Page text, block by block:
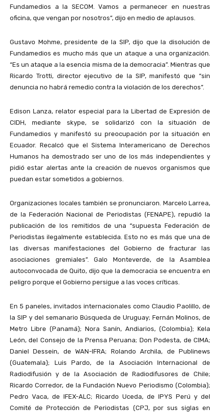
Fundamedios a la SECOM. Vamos a permanecer en nuestras
oficina, que vengan por nosotros”, dijo en medio de aplausos.
Gustavo Mohme, presidente de la SIP, dijo que la disolución de
Fundamedios es mucho más que un ataque a una organización.
“Es un ataque a la esencia misma de la democracia”. Mientras que
Ricardo Trotti, director ejecutivo de la SIP, manifestó que “sin
denuncia no habrá remedio contra la violación de los derechos”.
Edison Lanza, relator especial para la Libertad de Expresión de
CIDH, mediante skype, se solidarizó con la situación de
Fundamedios y manifestó su preocupación por la situación en
Ecuador. Recalcó que el Sistema Interamericano de Derechos
Humanos ha demostrado ser uno de los más independientes y
pidió estar alertas ante la creación de nuevos organismos que
puedan estar sometidos a gobiernos.
Organizaciones locales también se pronunciaron. Marcelo Larrea,
de la Federación Nacional de Periodistas (FENAPE), repudió la
publicación de los remitidos de una “supuesta Federación de
Periodistas ilegalmente establecida. Esto no es más que una de
las diversas manifestaciones del Gobierno de fracturar las
asociaciones gremiales”. Galo Monteverde, de la Asamblea
autoconvocada de Quito, dijo que la democracia se encuentra en
peligro porque el Gobierno persigue a las voces críticas.
En 5 paneles, invitados internacionales como Claudio Paolillo, de
la SIP y del semanario Búsqueda de Uruguay; Fernán Molinos, de
Metro Libre (Panamá); Nora Sanín, Andiarios, (Colombia); Kela
León, del Consejo de la Prensa Peruana; Don Podesta, de CIMA;
Daniel Dessein, de WAN-IFRA; Rolando Archila, de Publinews
(Guatemala); Luis Pardo, de la Asociación Internacional de
Radiodifusión y de la Asociación de Radiodifusores de Chile;
Ricardo Corredor, de la Fundación Nuevo Periodismo (Colombia);
Pedro Vaca, de IFEX-ALC; Ricardo Uceda, de IPYS Perú y del
Comité de Protección de Periodistas (CPJ, por sus siglas en